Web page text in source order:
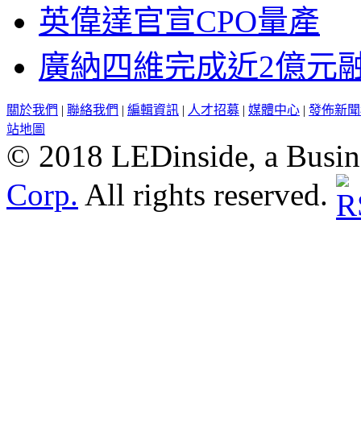
英偉達官宣CPO量產
廣納四維完成近2億元
關於我們 | 聯絡我們 | 編輯資訊 | 人才招募 | 媒體中心 | 發佈新
站地圖
© 2018 LEDinside, a
Corp. All rights reserved.